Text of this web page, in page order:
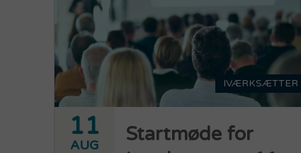
IVÆRKSÆTTER
11
AUG
Startmøde for